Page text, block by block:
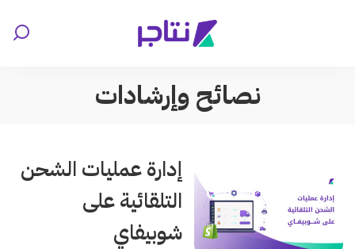
نصائح وإرشادات
إدارة عمليات الشحن
التلقائية على
شوبيفاي